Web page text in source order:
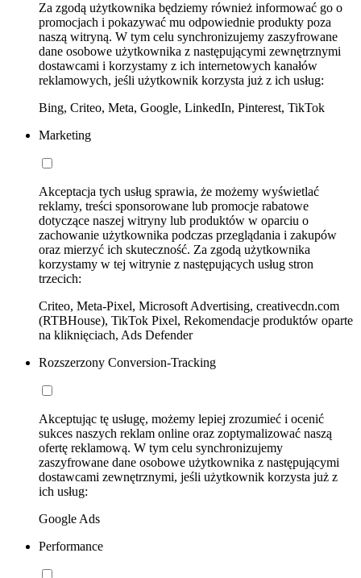
Za zgodą użytkownika będziemy również informować go o
promocjach i pokazywać mu odpowiednie produkty poza
naszą witryną. W tym celu synchronizujemy zaszyfrowane
dane osobowe użytkownika z następującymi zewnętrznymi
dostawcami i korzystamy z ich internetowych kanałów
reklamowych, jeśli użytkownik korzysta już z ich usług:
Bing, Criteo, Meta, Google, LinkedIn, Pinterest, TikTok
Marketing
Akceptacja tych usług sprawia, że możemy wyświetlać
reklamy, treści sponsorowane lub promocje rabatowe
dotyczące naszej witryny lub produktów w oparciu o
zachowanie użytkownika podczas przeglądania i zakupów
oraz mierzyć ich skuteczność. Za zgodą użytkownika
korzystamy w tej witrynie z następujących usług stron
trzecich:
Criteo, Meta-Pixel, Microsoft Advertising, creativecdn.com
(RTBHouse), TikTok Pixel, Rekomendacje produktów oparte
na kliknięciach, Ads Defender
Rozszerzony Conversion-Tracking
Akceptując tę usługę, możemy lepiej zrozumieć i ocenić
sukces naszych reklam online oraz zoptymalizować naszą
ofertę reklamową. W tym celu synchronizujemy
zaszyfrowane dane osobowe użytkownika z następującymi
dostawcami zewnętrznymi, jeśli użytkownik korzysta już z
ich usług:
Google Ads
Performance